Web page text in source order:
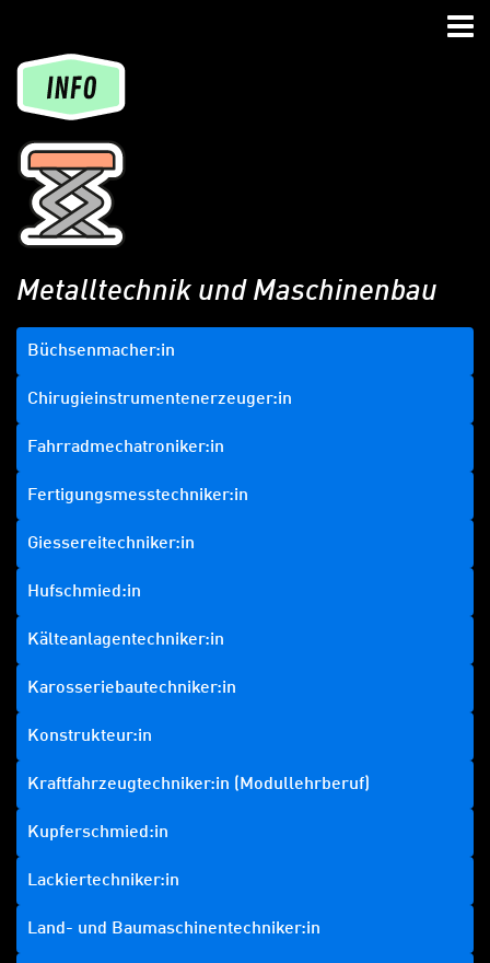
Metalltechnik und Maschinenbau
Büchsenmacher:in
Chirugieinstrumentenerzeuger:in
Fahrradmechatroniker:in
Fertigungsmesstechniker:in
Giessereitechniker:in
Hufschmied:in
Kälteanlagentechniker:in
Karosseriebautechniker:in
Konstrukteur:in
Kraftfahrzeugtechniker:in (Modullehrberuf)
Kupferschmied:in
Lackiertechniker:in
Land- und Baumaschinentechniker:in